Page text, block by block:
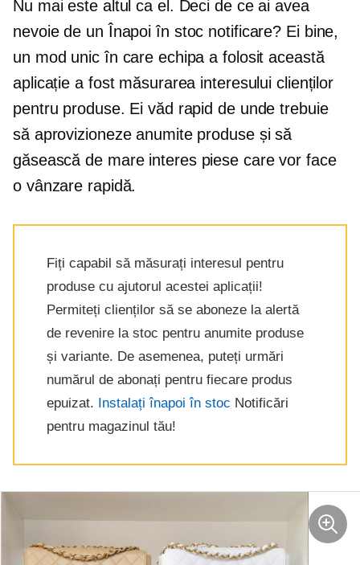
Nu mai este altul ca el. Deci de ce ai avea
nevoie de un Înapoi în stoc notificare? Ei bine,
un mod unic în care echipa a folosit această
aplicație a fost măsurarea interesului clienților
pentru produse. Ei văd rapid de unde trebuie
să aprovizioneze anumite produse și să
găseascăde mare interespiese care vor face
o vânzare rapidă.
Fiți capabil să măsurați interesul pentru
produse cu ajutorul acestei aplicații!
Permiteți clienților să se aboneze la alertă
de revenire la stoc pentru anumite produse
și variante. De asemenea, puteți urmări
numărul de abonați pentru fiecare produs
epuizat.
Instalați înapoi în stoc Notificări
pentru magazinul tău!